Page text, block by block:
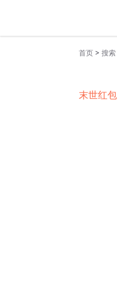
首页 > 搜索
末世红